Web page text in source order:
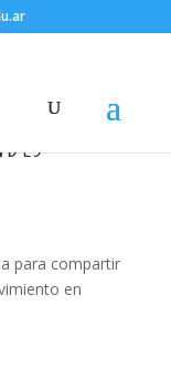
para compartir
en